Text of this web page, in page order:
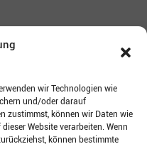
wir Technologien wie
und/oder darauf
zustimmst, können wir Daten wie
Website verarbeiten. Wenn
können bestimmte